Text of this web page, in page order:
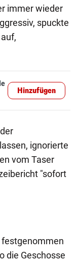
immer wieder
spuckte
Hinzufügen
ignorierte
vom Taser
"sofort
festgenommen
die Geschosse